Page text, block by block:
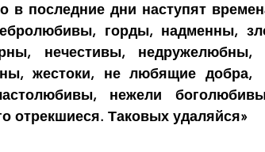
в последние дни наступят
горды, надменны,
нечестивы, недружелюбны,
жестоки, не любящие добра,
нежели
отрекшиеся. Таковых удаляйся»